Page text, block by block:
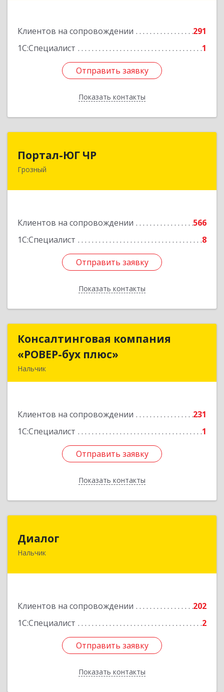
Клиентов на сопровождении
291
1С:Специалист
1
Отправить заявку
Показать контакты
Подробнее
Отправить заявку
Назад
Портал-ЮГ ЧР
Грозный
Клиентов на сопровождении
566
1С:Специалист
8
Отправить заявку
Показать контакты
364906, Чеченская Респ, Грозный г, Путина пр-
Отправить заявку
Назад
Консалтинговая компания
«РОВЕР-бух плюс»
Нальчик
Клиентов на сопровождении
231
1С:Специалист
1
Отправить заявку
Показать контакты
Консалтинговая компания
«РОВЕР-бух плюс»
Подробнее
Отправить заявку
Назад
Диалог
Нальчик
Клиентов на сопровождении
202
1С:Специалист
2
Отправить заявку
Показать контакты
360016, Кабардино-Балкарская Респ, Нальчик г,
Отправить заявку
Назад